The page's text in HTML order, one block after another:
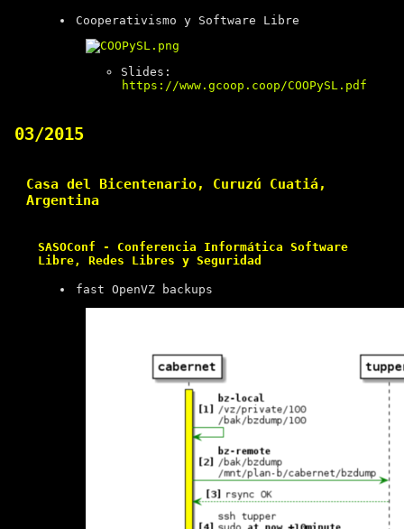
Cooperativismo y Software Libre
Slides:
https://www.gcoop.coop/COOPySL.pdf
03/2015
Casa del Bicentenario, Curuzú Cuatiá,
Argentina
SASOConf - Conferencia Informática Software
Libre, Redes Libres y Seguridad
fast OpenVZ backups